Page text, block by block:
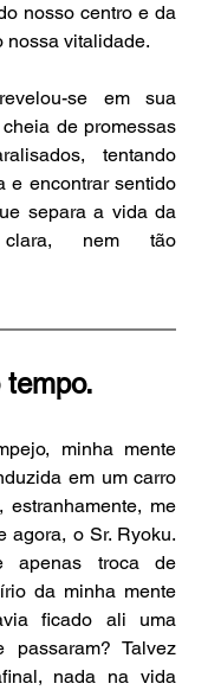
nosso centro e da
nossa vitalidade.
se em sua
de promessas
tentando
e encontrar sentido
separa a vida da
nem tão
tempo.
minha mente
em um carro
me
agora, o Sr. Ryoku.
apenas troca de
da minha mente
ficado ali uma
Talvez
nada na vida